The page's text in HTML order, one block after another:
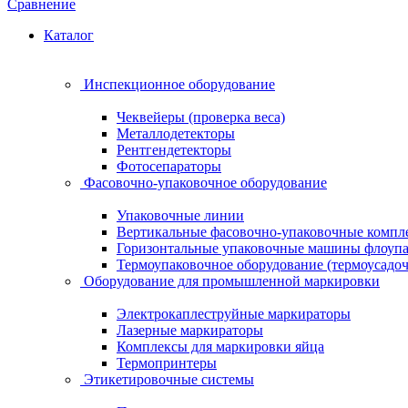
Сравнение
Каталог
Инспекционное оборудование
Чеквейеры (проверка веса)
Металлодетекторы
Рентгендетекторы
Фотосепараторы
Фасовочно-упаковочное оборудование
Упаковочные линии
Вертикальные фасовочно-упаковочные
Горизонтальные упаковочные машины
Термоупаковочное оборудование
Оборудование для промышленной маркировки
Электрокаплеструйные маркираторы
Лазерные маркираторы
Комплексы для маркировки яйца
Термопринтеры
Этикетировочные системы